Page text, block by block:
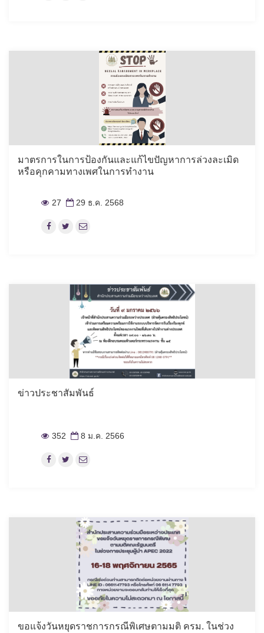
มาตรการในการป้องกันและแก้ไขปัญหาการล่วงละเมิด
หรือคุกคามทางเพศในการทำงาน
27 29 ธ.ค. 2568
ข่าวประชาสัมพันธ์
352 8 ม.ค. 2566
ขอแจ้งวันหยุดราชการกรณีพิเศษตามมติ ครม. ในช่วง